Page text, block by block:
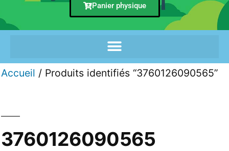
Panier physique
Accueil / Produits identifiés “3760126090565”
3760126090565